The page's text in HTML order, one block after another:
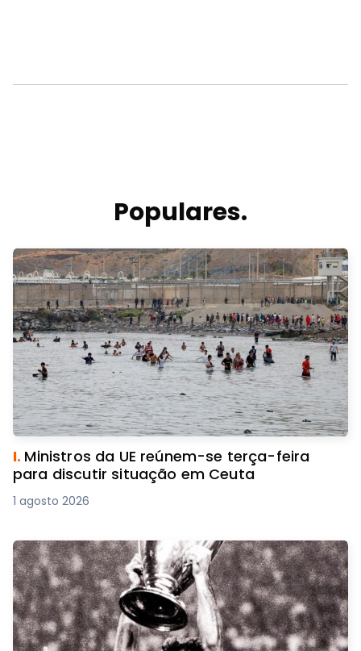
Populares.
I. Ministros da UE reúnem-se terça-feira
para discutir situação em Ceuta
1 agosto 2026